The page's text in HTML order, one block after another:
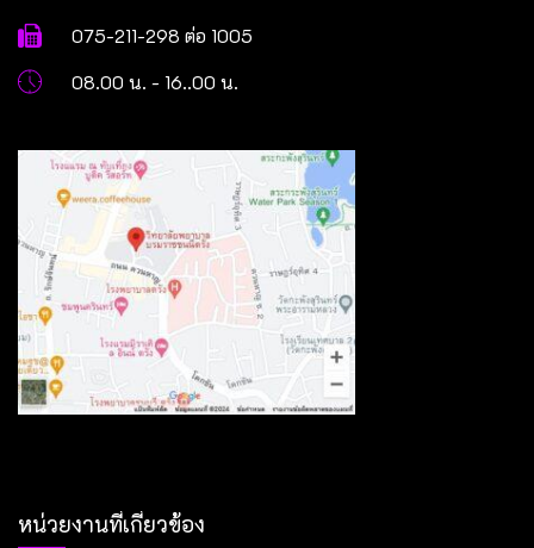
075-211-298 ต่อ 1005
08.00 น. - 16..00 น.
หน่วยงานที่เกี่ยวข้อง